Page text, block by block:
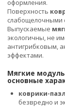
оформления.
Поверхность
слабощелочными
Выпускаемые
экологичны, не
антигрибковым,
эффектами.
Мягкие
основные
коврики-
безвредно и